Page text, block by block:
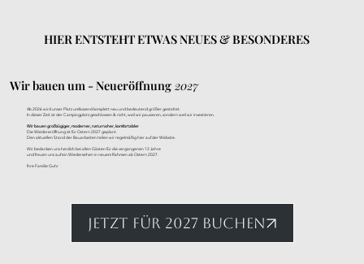
HIER ENTSTEHT ETWAS NEUES & BESONDERES
Wir bauen um - Neueröffnung2027
Ab 2026 wird unser Platz umfassend komplett neu und bedeutend größer gestaltet.
In dieser Zeit ist der Campingplatz geschlossen & nicht, weil wir pausieren, sondern weil wir investieren.
Wir bauen großzügiger, moderner, naturnaher, komfortabler
Die Wiedereröffnung ist für Ostern 2027 geplant.
Den aktuellen Stand der Bauarbeiten teilen wir regelmäßig hier auf der Website.
Wir bedanken uns herzlich bei allen Gästen für die vergangenen 12 Jahre
und freuen uns auf ein Wiedersehen in neuem Rahmen ab Ostern 2027.
Ihre Familie Guhr
JETZT FÜR 2027 BUCHEN